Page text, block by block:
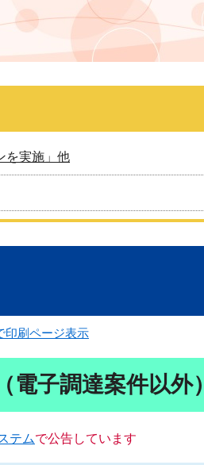
を実施」他
印刷ページ表示
電子調達案件以外）
テムで公告しています